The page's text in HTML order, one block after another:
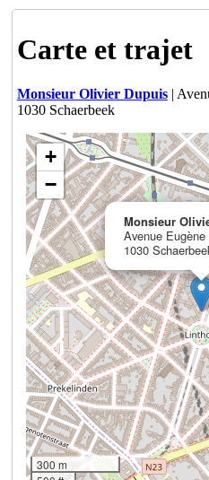
Carte et trajet
Monsieur Olivier Dupuis|
1030 Schaerbeek
Monsieur
Avenue
1030
+
−
300 m